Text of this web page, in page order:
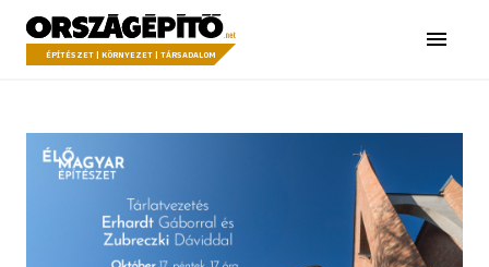
a tartalomhoz
Országépítő
ÉPÍTÉSZET | KÖRNYEZET | TÁRSADALOM Menü